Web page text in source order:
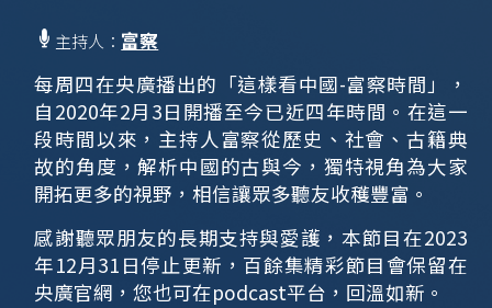
主持人： 富察
每周四在央廣播出的「這樣看中國-富察時間」，
自2020年2月3日開播至今已近四年時間。在這一
段時間以來，主持人富察從歷史、社會、古籍典
故的角度，解析中國的古與今，獨特視角為大家
開拓更多的視野，相信讓眾多聽友收穫豐富。
感謝聽眾朋友的長期支持與愛護，本節目在2023
年12月31日停止更新，百餘集精彩節目會保留在
央廣官網，您也可在podcast平台，回溫如新。